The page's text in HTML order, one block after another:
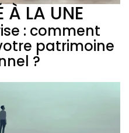
À LA UNE
: comment
patrimoine
?